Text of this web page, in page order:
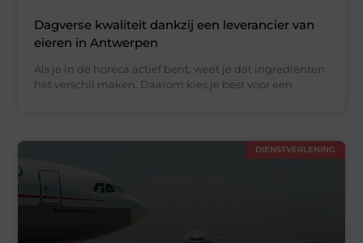
Dagverse kwaliteit dankzij een leverancier van
eieren in Antwerpen
Als je in de horeca actief bent, weet je dat ingrediënten
het verschil maken. Daarom kies je best voor een
DIENSTVERLENING